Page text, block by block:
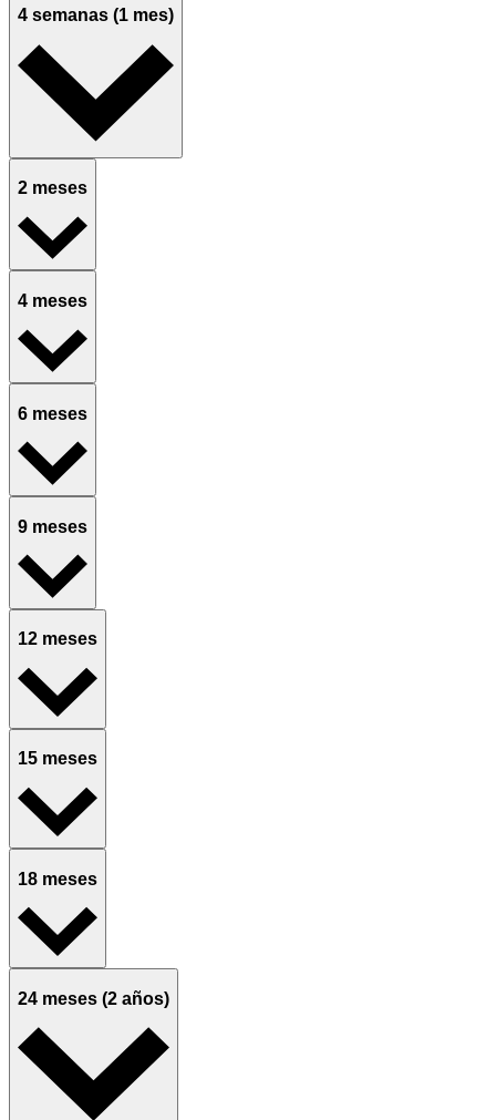
4 semanas (1 mes)
2 meses
4 meses
6 meses
9 meses
12 meses
15 meses
18 meses
24 meses (2 años)